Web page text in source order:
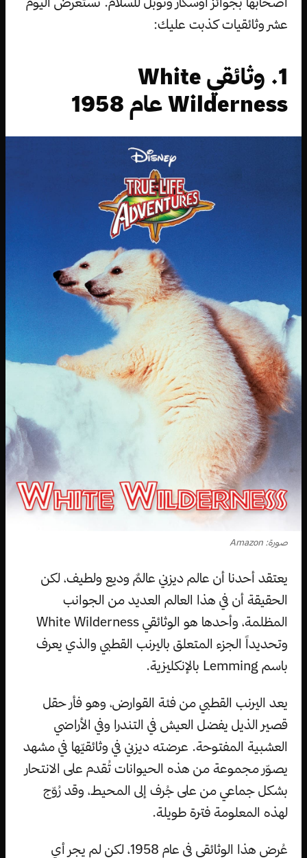
عشر وثائقيات كذبت عليك:
1. وثائقي White
Wilderness عام 1958
صورة: Amazon
يعتقد أحدنا أن عالم ديزني عالمٌ وديع ولطيف، لكن
الحقيقة أن في هذا العالم العديد من الجوانب
المظلمة، وأحدها هو الوثائقي White Wilderness
وتحديداً الجزء المتعلق باليرنب القطبي والذي يعرف
باسم Lemming بالإنكليزية.
يعد اليرنب القطبي من فئة القوارض، وهو فأر حقل
قصير الذيل يفضل العيش في التندرا وفي الأراضي
العشبية المفتوحة. عرضته ديزني في وثائقيّها في مشهد
يصوّر مجموعة من هذه الحيوانات تُقدم على الانتحار
بشكل جماعي من على جُرف إلى المحيط، وقد رُوّج
لهذه المعلومة فترة طويلة.
عُرض هذا الوثائقي في عام 1958، لكن لم يجرِ أي